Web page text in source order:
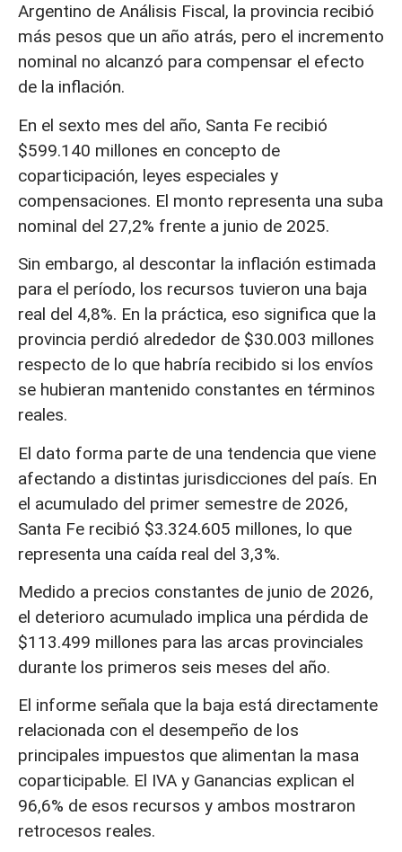
Argentino de Análisis Fiscal, la provincia recibió
más pesos que un año atrás, pero el incremento
nominal no alcanzó para compensar el efecto
de la inflación.
En el sexto mes del año, Santa Fe recibió
$599.140 millones en concepto de
coparticipación, leyes especiales y
compensaciones. El monto representa una suba
nominal del 27,2% frente a junio de 2025.
Sin embargo, al descontar la inflación estimada
para el período, los recursos tuvieron una baja
real del 4,8%. En la práctica, eso significa que la
provincia perdió alrededor de $30.003 millones
respecto de lo que habría recibido si los envíos
se hubieran mantenido constantes en términos
reales.
El dato forma parte de una tendencia que viene
afectando a distintas jurisdicciones del país. En
el acumulado del primer semestre de 2026,
Santa Fe recibió $3.324.605 millones, lo que
representa una caída real del 3,3%.
Medido a precios constantes de junio de 2026,
el deterioro acumulado implica una pérdida de
$113.499 millones para las arcas provinciales
durante los primeros seis meses del año.
El informe señala que la baja está directamente
relacionada con el desempeño de los
principales impuestos que alimentan la masa
coparticipable. El IVA y Ganancias explican el
96,6% de esos recursos y ambos mostraron
retrocesos reales.